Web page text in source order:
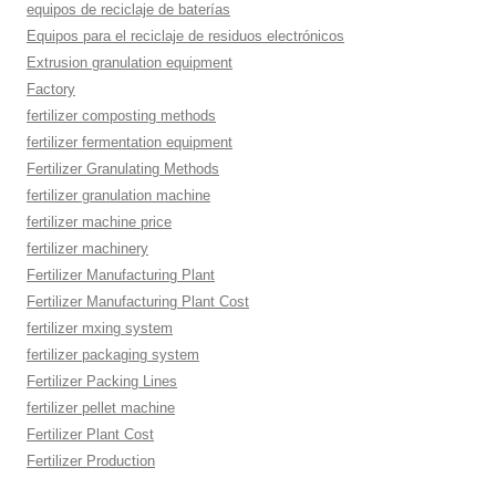
equipos de reciclaje de baterías
Equipos para el reciclaje de residuos electrónicos
Extrusion granulation equipment
Factory
fertilizer composting methods
fertilizer fermentation equipment
Fertilizer Granulating Methods
fertilizer granulation machine
fertilizer machine price
fertilizer machinery
Fertilizer Manufacturing Plant
Fertilizer Manufacturing Plant Cost
fertilizer mxing system
fertilizer packaging system
Fertilizer Packing Lines
fertilizer pellet machine
Fertilizer Plant Cost
Fertilizer Production